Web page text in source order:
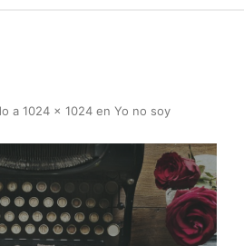
a 1024 × 1024 en Yo no soy